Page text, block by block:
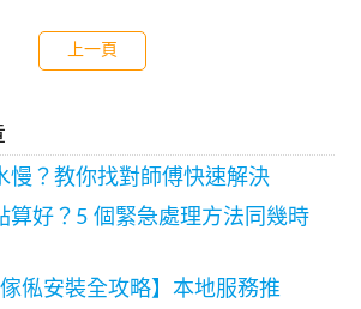
上一頁
慢？教你找對師傅快速解決
算好？5 個緊急處理方法同幾時
俬安裝全攻略】本地服務推